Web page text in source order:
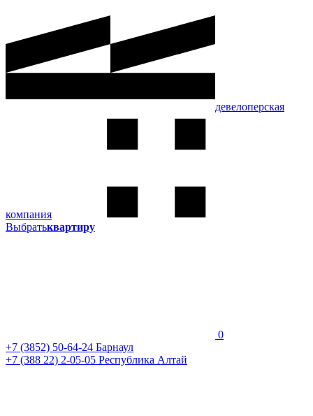
девелоперская
компания
Выбратьквартиру
0
+7 (3852) 50-64-24 Барнаул
+7 (388 22) 2-05-05 Республика Алтай